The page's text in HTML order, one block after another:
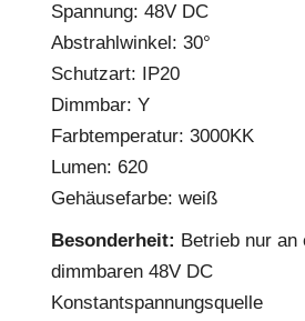
Spannung: 48V DC
Abstrahlwinkel: 30°
Schutzart: IP20
Dimmbar: Y
Farbtemperatur: 3000KK
Lumen: 620
Gehäusefarbe: weiß
Besonderheit: Betrieb nur an
dimmbaren 48V DC
Konstantspannungsquelle